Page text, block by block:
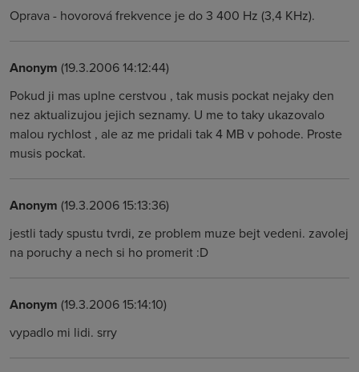
Oprava - hovorová frekvence je do 3 400 Hz (3,4 KHz).
Anonym (19.3.2006 14:12:44)
Pokud ji mas uplne cerstvou , tak musis pockat nejaky den
nez aktualizujou jejich seznamy. U me to taky ukazovalo
malou rychlost , ale az me pridali tak 4 MB v pohode. Proste
musis pockat.
Anonym (19.3.2006 15:13:36)
jestli tady spustu tvrdi, ze problem muze bejt vedeni. zavolej
na poruchy a nech si ho promerit :D
Anonym (19.3.2006 15:14:10)
vypadlo mi lidi. srry